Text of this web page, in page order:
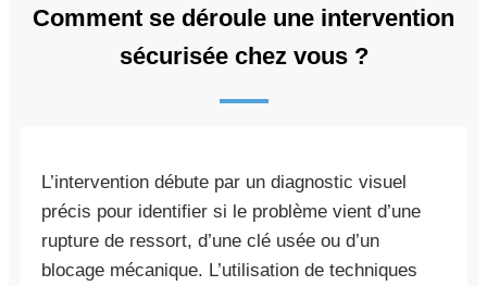
Comment se déroule une intervention
sécurisée chez vous ?
L’intervention débute par un diagnostic visuel
précis pour identifier si le problème vient d’une
rupture de ressort, d’une clé usée ou d’un
blocage mécanique. L’utilisation de techniques